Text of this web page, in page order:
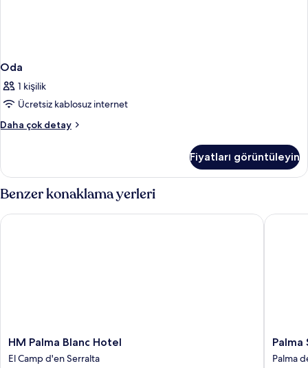
Oda
1 kişilik
Ücretsiz kablosuz internet
Daha çok detay
Oda
detay
Fiyatları görüntüleyin
Benzer konaklama yerleri
HM
Palma
Blanc
HM Palma Blanc Hotel
El Camp d'en Serralta
HM Palma Blanc Hotel
Palma
Suites
Palma
Palma